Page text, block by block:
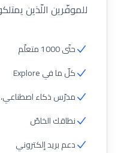
للموفّرين اللّذين
حتّى 1000 متعلّم
كلّ ما في Explore
مدرّس ذكاء اصطناعي،
نطاقك الخاصّ
دعم بريد إلكتروني